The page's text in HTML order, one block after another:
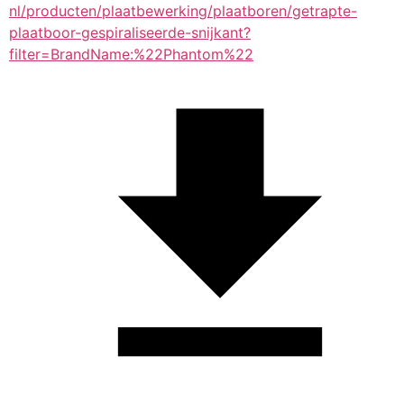
nl/producten/plaatbewerking/plaatboren/getrapte-
plaatboor-gespiraliseerde-snijkant?
filter=BrandName:%22Phantom%22